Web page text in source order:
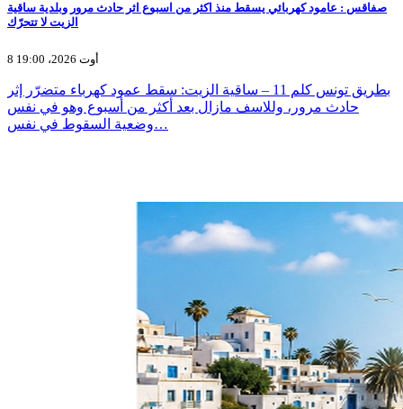
صفاقس : عامود كهربائي يسقط منذ اكثر من اسبوع اثر حادث مرور وبلدية ساقية
الزيت لا تتحرّك
8 أوت 2026، 19:00
بطريق تونس كلم 11 – ساقية الزيت: سقط عمود كهرباء متضرّر إثر
حادث مرور، وللاسف مازال بعد أكثر من أسبوع وهو في نفس
وضعية السقوط في نفس…